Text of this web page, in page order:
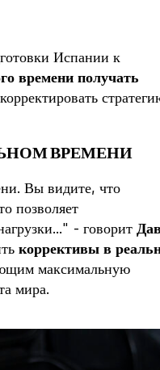
Испании к
времени получать
ВРЕМЕНИ
Вы видите, что
позволяет
- говорит
коррективы в
максимальную
мира.